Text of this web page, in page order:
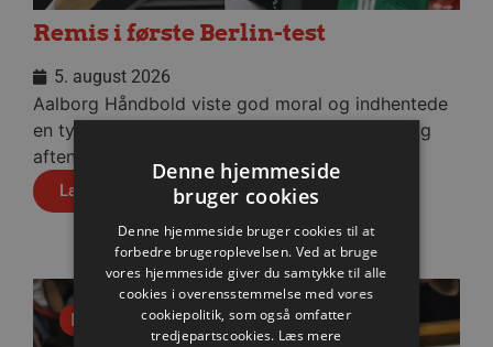
Remis i første Berlin-test
5. august 2026
Aalborg Håndbold viste god moral og indhentede
en tysk pauseføring på fire mål, da man onsdag
aften spillede 36-36 mod Füchse Berlin.
Læs mere
Nyhed
Denne hjemmeside
bruger cookies
Denne hjemmeside bruger cookies til at
forbedre brugeroplevelsen. Ved at bruge
vores hjemmeside giver du samtykke til alle
cookies i overensstemmelse med vores
cookiepolitik, som også omfatter
tredjepartscookies. Læs mere